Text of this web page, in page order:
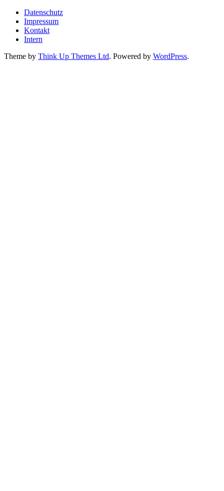
Datenschutz
Impressum
Kontakt
Intern
Theme by Think Up Themes Ltd. Powered by WordPress.